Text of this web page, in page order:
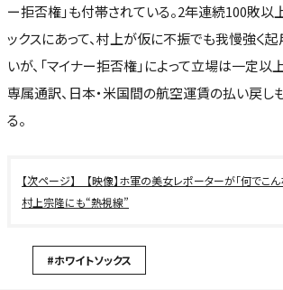
ー拒否権」も付帯されている。2年連続100敗以
ックスにあって、村上が仮に不振でも我慢強く
いが、「マイナー拒否権」によって立場は一定以上
専属通訳、日本・米国間の航空運賃の払い戻し
る。
【映像】ホ軍の美女レポーターが「何でこ
村上宗隆にも“熱視線”
#ホワイトソックス